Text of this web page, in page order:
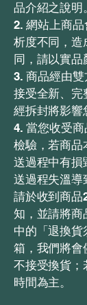
品介紹之說明。
2. 網站上商
析度不同，造
同，請以實品
3. 商品經由
接受全新、完
經拆封將影響
4. 當您收受
檢驗，若商品
送過程中有損
送過程失溫導
請於收到商品
知，並請將商
中的「退換
箱，我們將會
不接受換貨；
時間為主。